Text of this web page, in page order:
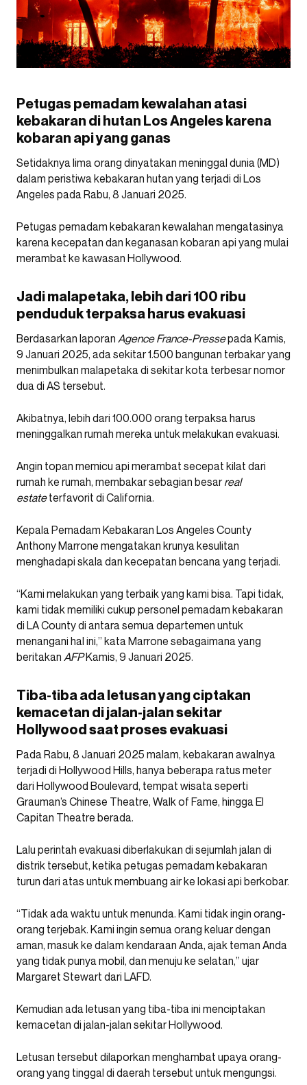
Petugas pemadam kewalahan atasi
kebakaran di hutan Los Angeles karena
kobaran api yang ganas
Setidaknya lima orang dinyatakan meninggal dunia (MD)
dalam peristiwa kebakaran hutan yang terjadi di Los
Angeles pada Rabu, 8 Januari 2025.
Petugas pemadam kebakaran kewalahan mengatasinya
karena kecepatan dan keganasan kobaran api yang mulai
merambat ke kawasan Hollywood.
Jadi malapetaka, lebih dari 100 ribu
penduduk terpaksa harus evakuasi
Berdasarkan laporan Agence France-Pressepada Kamis,
9 Januari 2025, ada sekitar 1.500 bangunan terbakar yang
menimbulkan malapetaka di sekitar kota terbesar nomor
dua di AS tersebut.
Akibatnya, lebih dari 100.000 orang terpaksa harus
meninggalkan rumah mereka untuk melakukan evakuasi.
Angin topan memicu api merambat secepat kilat dari
rumah ke rumah, membakar sebagian besar real
estateterfavorit di California.
Kepala Pemadam Kebakaran Los Angeles County
Anthony Marrone mengatakan krunya kesulitan
menghadapi skala dan kecepatan bencana yang terjadi.
“Kami melakukan yang terbaik yang kami bisa. Tapi tidak,
kami tidak memiliki cukup personel pemadam kebakaran
di LA County di antara semua departemen untuk
menangani hal ini,” kata Marrone sebagaimana yang
beritakan AFPKamis, 9 Januari 2025.
Tiba-tiba ada letusan yang ciptakan
kemacetan di jalan-jalan sekitar
Hollywood saat proses evakuasi
Pada Rabu, 8 Januari 2025 malam, kebakaran awalnya
terjadi di Hollywood Hills, hanya beberapa ratus meter
dari Hollywood Boulevard, tempat wisata seperti
Grauman’s Chinese Theatre, Walk of Fame, hingga El
Capitan Theatre berada.
Lalu perintah evakuasi diberlakukan di sejumlah jalan di
distrik tersebut, ketika petugas pemadam kebakaran
turun dari atas untuk membuang air ke lokasi api berkobar.
“Tidak ada waktu untuk menunda. Kami tidak ingin orang-
orang terjebak. Kami ingin semua orang keluar dengan
aman, masuk ke dalam kendaraan Anda, ajak teman Anda
yang tidak punya mobil, dan menuju ke selatan,” ujar
Margaret Stewart dari LAFD.
Kemudian ada letusan yang tiba-tiba ini menciptakan
kemacetan di jalan-jalan sekitar Hollywood.
Letusan tersebut dilaporkan menghambat upaya orang-
orang yang tinggal di daerah tersebut untuk mengungsi.